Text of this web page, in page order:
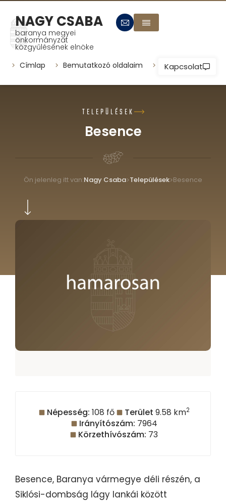
NAGY CSABA
baranya megyei
önkormányzat
közgyűlésének elnöke
Címlap
Bemutatkozó oldalaim Települések
Kapcsolat
TELEPÜLÉSEK
Besence
Ön jelenleg itt van:Nagy Csaba>Települések>Besence
Népesség: 108 fő Terület 9.58 km2
Irányítószám: 7964
Körzethívószám: 73
Besence, Baranya vármegye déli részén, a
Siklósi-dombság lágy lankái között